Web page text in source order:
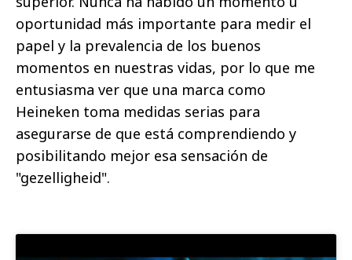
oportunidad más importante para medir el
papel y la prevalencia de los buenos
momentos en nuestras vidas, por lo que me
entusiasma ver que una marca como
Heineken toma medidas serias para
asegurarse de que está comprendiendo y
posibilitando mejor esa sensación de
"gezelligheid".